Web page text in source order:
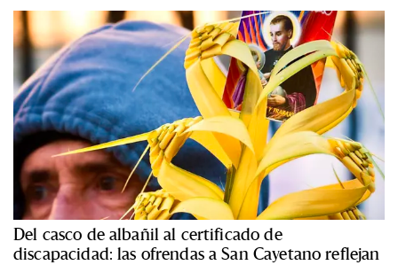
Del casco de albañil al certificado de
discapacidad: las ofrendas a San Cayetano reflejan